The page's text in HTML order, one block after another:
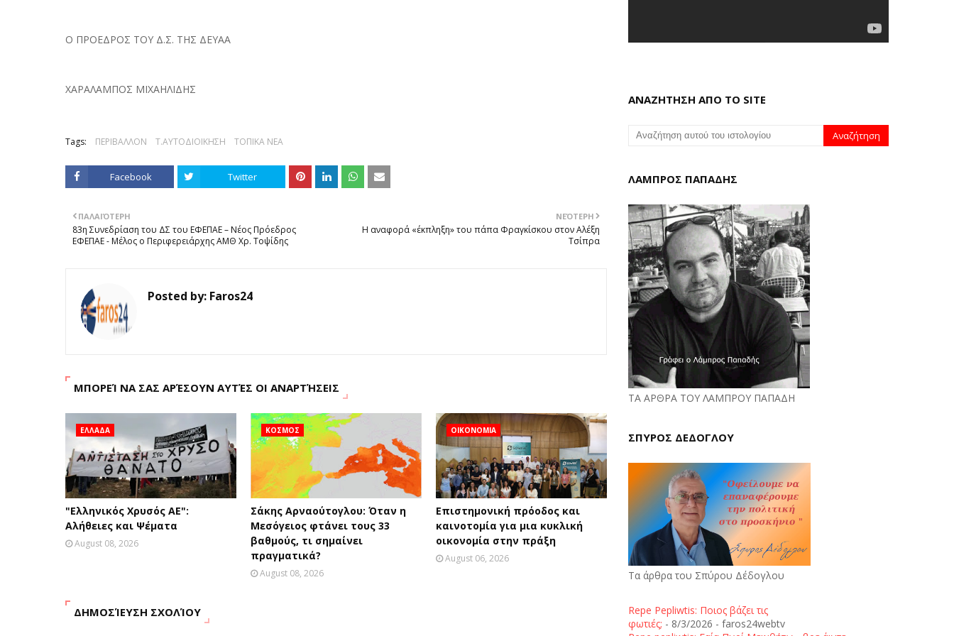
Ο ΠΡΟΕΔΡΟΣ ΤΟΥ Δ.Σ. ΤΗΣ ΔΕΥΑΑ
ΧΑΡΑΛΑΜΠΟΣ ΜΙΧΑΗΛΙΔΗΣ
Tags: ΠΕΡΙΒΑΛΛΟΝ Τ.ΑΥΤΟΔΙΟΙΚΗΣΗ ΤΟΠΙΚΑ ΝΕΑ
Facebook Twitter
ΝΕΌΤΕΡΗ
Η αναφορά «έκπληξη» του πάπα Φραγκίσκου στον Αλέξη
Τσίπρα
ΠΑΛΑΙΌΤΕΡΗ
83η Συνεδρίαση του ΔΣ του ΕΦΕΠΑΕ – Νέος Πρόεδρος
ΕΦΕΠΑΕ - Μέλος ο Περιφερειάρχης ΑΜΘ Χρ. Τοψίδης
Posted by: Faros24
ΜΠΟΡΕΊ ΝΑ ΣΑΣ ΑΡΈΣΟΥΝ ΑΥΤΈΣ ΟΙ ΑΝΑΡΤΉΣΕΙΣ
ΕΛΛΑΔΑ
"Ελληνικός Χρυσός ΑΕ":
Αλήθειες και Ψέματα
August 08, 2026
ΚΟΣΜΟΣ
Σάκης Αρναούτογλου: Όταν η
Μεσόγειος φτάνει τους 33
βαθμούς, τι σημαίνει
πραγματικά?
August 08, 2026
ΟΙΚΟΝΟΜΙΑ
Επιστημονική πρόοδος και
καινοτομία για μια κυκλική
οικονομία στην πράξη
August 06, 2026
ΔΗΜΟΣΊΕΥΣΗ ΣΧΟΛΊΟΥ
ΑΝΑΖΗΤΗΣΗ ΑΠΟ ΤΟ SITE
ΛΑΜΠΡΟΣ ΠΑΠΑΔΗΣ
ΤΑ ΑΡΘΡΑ ΤΟΥ ΛΑΜΠΡΟΥ ΠΑΠΑΔΗ
ΣΠΥΡΟΣ ΔΕΔΟΓΛΟΥ
Τα άρθρα του Σπύρου Δέδογλου
Repe Pepliwtis: Ποιος βάζει τις
φωτιές; - 8/3/2026 - faros24webtv